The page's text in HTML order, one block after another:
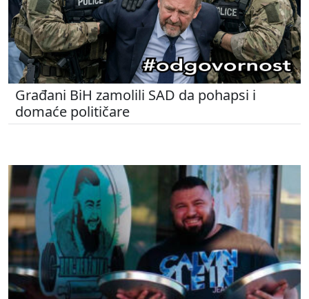
Građani BiH zamolili SAD da pohapsi i
domaće političare